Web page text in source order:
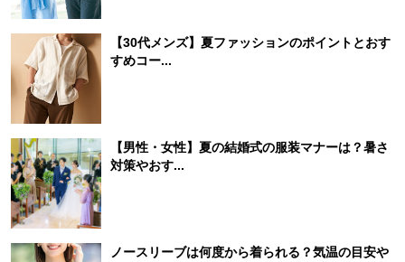
【30代メンズ】夏ファッションのポイントとおす
すめコー...
【男性・女性】夏の結婚式の服装マナーは？暑さ
対策やおす...
ノースリーブは何度から着られる？気温の目安や